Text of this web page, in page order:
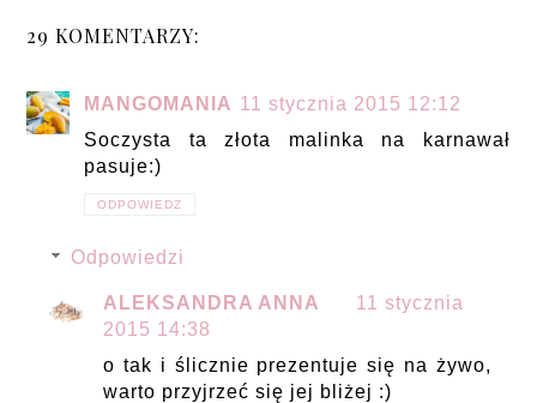
29 KOMENTARZY:
MANGOMANIA 11 stycznia 2015 12:12
Soczysta ta złota malinka na karnawał
pasuje:)
ODPOWIEDZ
Odpowiedzi
ALEKSANDRA ANNA
11 stycznia
2015 14:38
o tak i ślicznie prezentuje się na żywo,
warto przyjrzeć się jej bliżej :)